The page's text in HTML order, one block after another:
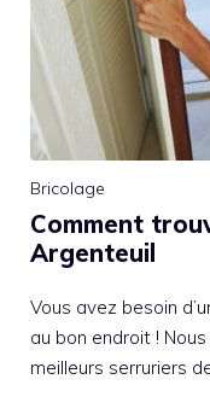
Bricolage
Comment
Argenteuil
Vous avez besoin
au bon endroit !
meilleurs serruriers